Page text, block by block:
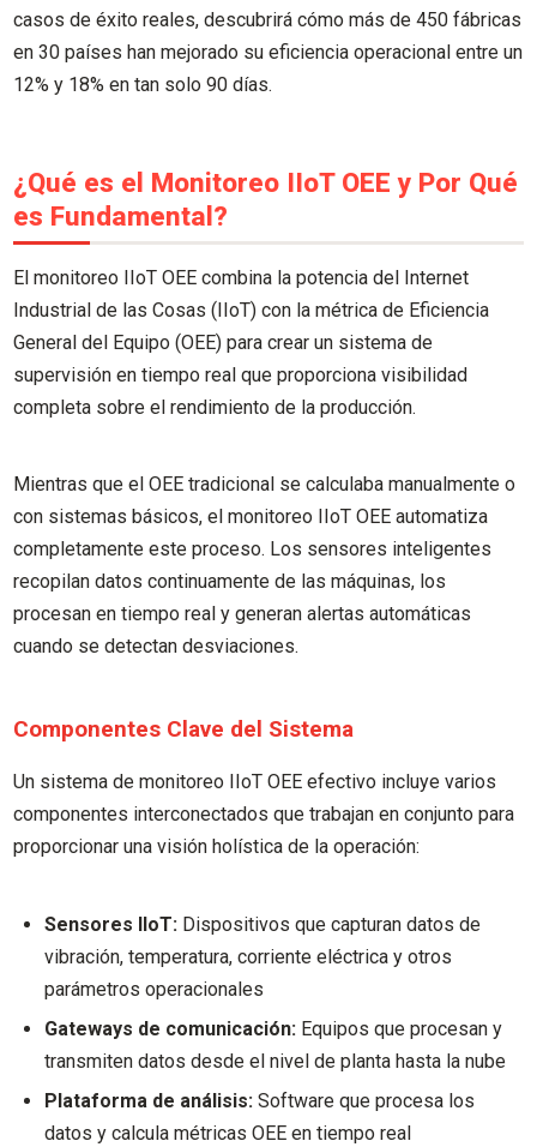
casos de éxito reales, descubrirá cómo más de 450 fábricas
en 30 países han mejorado su eficiencia operacional entre un
12% y 18% en tan solo 90 días.
¿Qué es el Monitoreo IIoT OEE y Por Qué
es Fundamental?
El monitoreo IIoT OEE combina la potencia del Internet
Industrial de las Cosas (IIoT) con la métrica de Eficiencia
General del Equipo (OEE) para crear un sistema de
supervisión en tiempo real que proporciona visibilidad
completa sobre el rendimiento de la producción.
Mientras que el OEE tradicional se calculaba manualmente o
con sistemas básicos, el monitoreo IIoT OEE automatiza
completamente este proceso. Los sensores inteligentes
recopilan datos continuamente de las máquinas, los
procesan en tiempo real y generan alertas automáticas
cuando se detectan desviaciones.
Componentes Clave del Sistema
Un sistema de monitoreo IIoT OEE efectivo incluye varios
componentes interconectados que trabajan en conjunto para
proporcionar una visión holística de la operación:
Sensores IIoT: Dispositivos que capturan datos de
vibración, temperatura, corriente eléctrica y otros
parámetros operacionales
Gateways de comunicación: Equipos que procesan y
transmiten datos desde el nivel de planta hasta la nube
Plataforma de análisis: Software que procesa los
datos y calcula métricas OEE en tiempo real